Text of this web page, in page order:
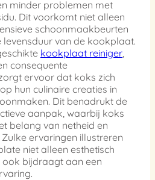
minder problemen met
Dit voorkomt niet alleen
schoonmaakbeurten
van de kookplaat.
kookplaat reiniger
consequente
ervoor dat koks zich
hun culinaire creaties in
Dit benadrukt de
aanpak, waarbij koks
belang van netheid en
ervaringen illustreren
niet alleen esthetisch
bijdraagt aan een